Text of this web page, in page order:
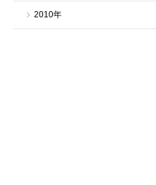
2010年